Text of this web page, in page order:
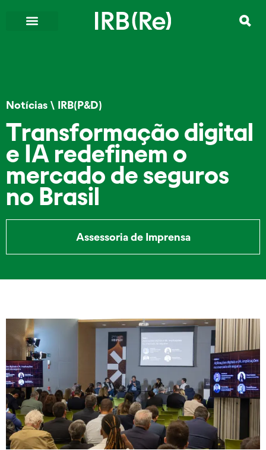
Notícias \ IRB(P&D)
Transformação digital
e IA redefinem o
mercado de seguros
no Brasil
Assessoria de Imprensa